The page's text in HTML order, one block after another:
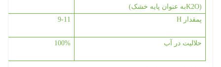
(
K2Oبه عنوان پایه خشک)
پمقدار H 9-11
حلالیت در آب 100%